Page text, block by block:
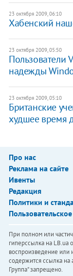
23 октября 2009, 06:10
Хабенский
23 октября 2009, 05:50
Пользователи
надежды
23 октября 2009, 05:10
Британские
худшее время
Про нас
Реклама на сайте
Ивенты
Редакция
Политики и
При полном или
гиперссылка на LB.ua
воспроизведение или
содержится ссылка на
Группа" запрещено.